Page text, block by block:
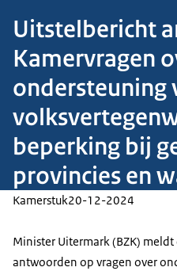
Uitstelbericht
Kamervragen
ondersteuning
beperking bij
provincies en
Kamerstuk20-12-2024
Minister Uitermark (BZK) meldt
antwoorden op vragen over